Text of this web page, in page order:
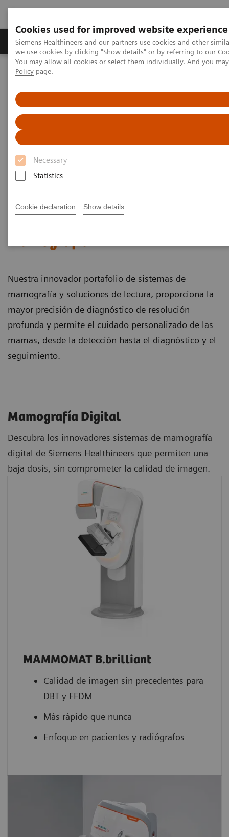
Cookies used for improved website experience
Siemens Healthineers and our partners use cookies and other
we use cookies by clicking "Show details" or by referring to our
You may allow all cookies or select them individually. And you
Policy page.
Necessary
Statistics
Cookie declaration Show details
Productos y servicios Especialidades Clínicas
Siemens Healthineers Latinoamérica
Mamografía
Nuestra innovador portafolio de sistemas de
mamografía y soluciones de lectura, proporciona la
mayor precisión de diagnóstico de resolución
profunda y permite el cuidado personalizado de las
mamas, desde la detección hasta el diagnóstico y el
seguimiento.
Mamografía Digital
Descubra los innovadores sistemas de mamografía
digital de Siemens Healthineers que permiten una
baja dosis, sin comprometer la calidad de imagen.
MAMMOMAT B.brilliant
Calidad de imagen sin precedentes para
DBT y FFDM
Más rápido que nunca
Enfoque en pacientes y radiógrafos